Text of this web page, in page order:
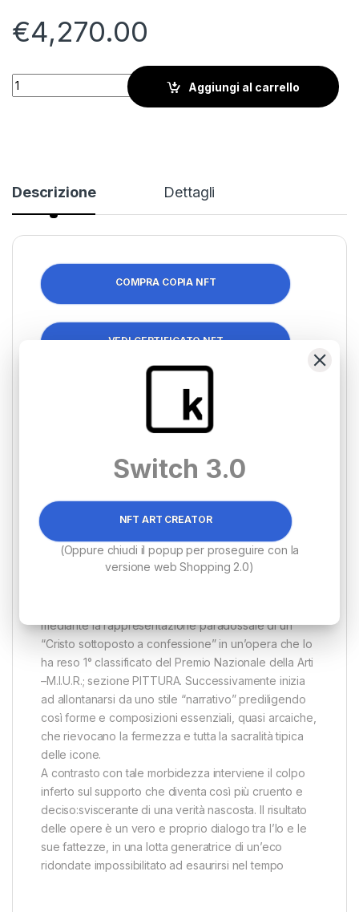
€4,270.00
Gli Spazi Condivisi quantity
Aggiungi al carrello
Descrizione Dettagli
COMPRA COPIA NFT
VEDI CERTIFICATO NFT
Nei suoi lavori, sarebbe riduttivo trattare lo studio
delle forme trascurando il suo rapporto con la
stessa. Gli interventi che l’artista esegue sul corpo
del supporto quali: combustione del legno;
acrilici e colle distese e spellate, mostrano
quindil’anima, il vigore e il vissuto alla figura tracciata.
La sua ricerca ossessiva di una verità che si cela al di
sotto della pelle e delle apparenze, che va oltre un
mediante la rappresentazione paradossale di un
“Cristo sottoposto a confessione” in un’opera che lo
ha reso 1° classificato del Premio Nazionale della Arti
–M.I.U.R.; sezione PITTURA. Successivamente inizia
ad allontanarsi da uno stile “narrativo” prediligendo
così forme e composizioni essenziali, quasi arcaiche,
che rievocano la fermezza e tutta la sacralità tipica
delle icone.
A contrasto con tale morbidezza interviene il colpo
inferto sul supporto che diventa così più cruento e
deciso:sviscerante di una verità nascosta. Il risultato
delle opere è un vero e proprio dialogo tra l’Io e le
sue fattezze, in una lotta generatrice di un’eco
ridondate impossibilitato ad esaurirsi nel tempo
Switch 3.0
NFT ART CREATOR
(Oppure chiudi il popup per proseguire con la
versione web Shopping 2.0)